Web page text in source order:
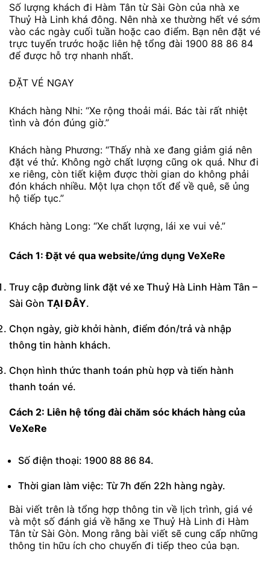
Số lượng khách đi Hàm Tân từ Sài Gòn của nhà xe
Thuỷ Hà Linh khá đông. Nên nhà xe thường hết vé sớm
vào các ngày cuối tuần hoặc cao điểm. Bạn nên đặt vé
trực tuyến trước hoặc liên hệ tổng đài 1900 88 86 84
để được hỗ trợ nhanh nhất.
ĐẶT VÉ NGAY
Khách hàng Nhi: “Xe rộng thoải mái. Bác tài rất nhiệt
tình và đón đúng giờ.”
Khách hàng Phương: “Thấy nhà xe đang giảm giá nên
đặt vé thử. Không ngờ chất lượng cũng ok quá. Như đi
xe riêng, còn tiết kiệm được thời gian do không phải
đón khách nhiều. Một lựa chọn tốt để về quê, sẽ ủng
hộ tiếp tục.”
Khách hàng Long: “Xe chất lượng, lái xe vui vẻ.”
Cách 1: Đặt vé qua website/ứng dụng VeXeRe
Truy cập đường link đặt vé xe Thuỷ Hà Linh Hàm Tân –
Sài Gòn TẠI ĐÂY.
Chọn ngày, giờ khởi hành, điểm đón/trả và nhập
thông tin hành khách.
Chọn hình thức thanh toán phù hợp và tiến hành
thanh toán vé.
Cách 2: Liên hệ tổng đài chăm sóc khách hàng của
VeXeRe
Số điện thoại: 1900 88 86 84.
Thời gian làm việc: Từ 7h đến 22h hàng ngày.
Bài viết trên là tổng hợp thông tin về lịch trình, giá vé
và một số đánh giá về hãng xe Thuỷ Hà Linh đi Hàm
Tân từ Sài Gòn. Mong rằng bài viết sẽ cung cấp những
thông tin hữu ích cho chuyến đi tiếp theo của bạn.